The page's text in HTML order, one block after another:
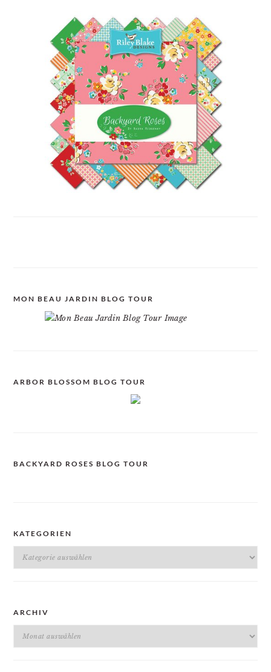
MON BEAU JARDIN BLOG TOUR
ARBOR BLOSSOM BLOG TOUR
BACKYARD ROSES BLOG TOUR
KATEGORIEN
Kategorien
ARCHIV
Archiv